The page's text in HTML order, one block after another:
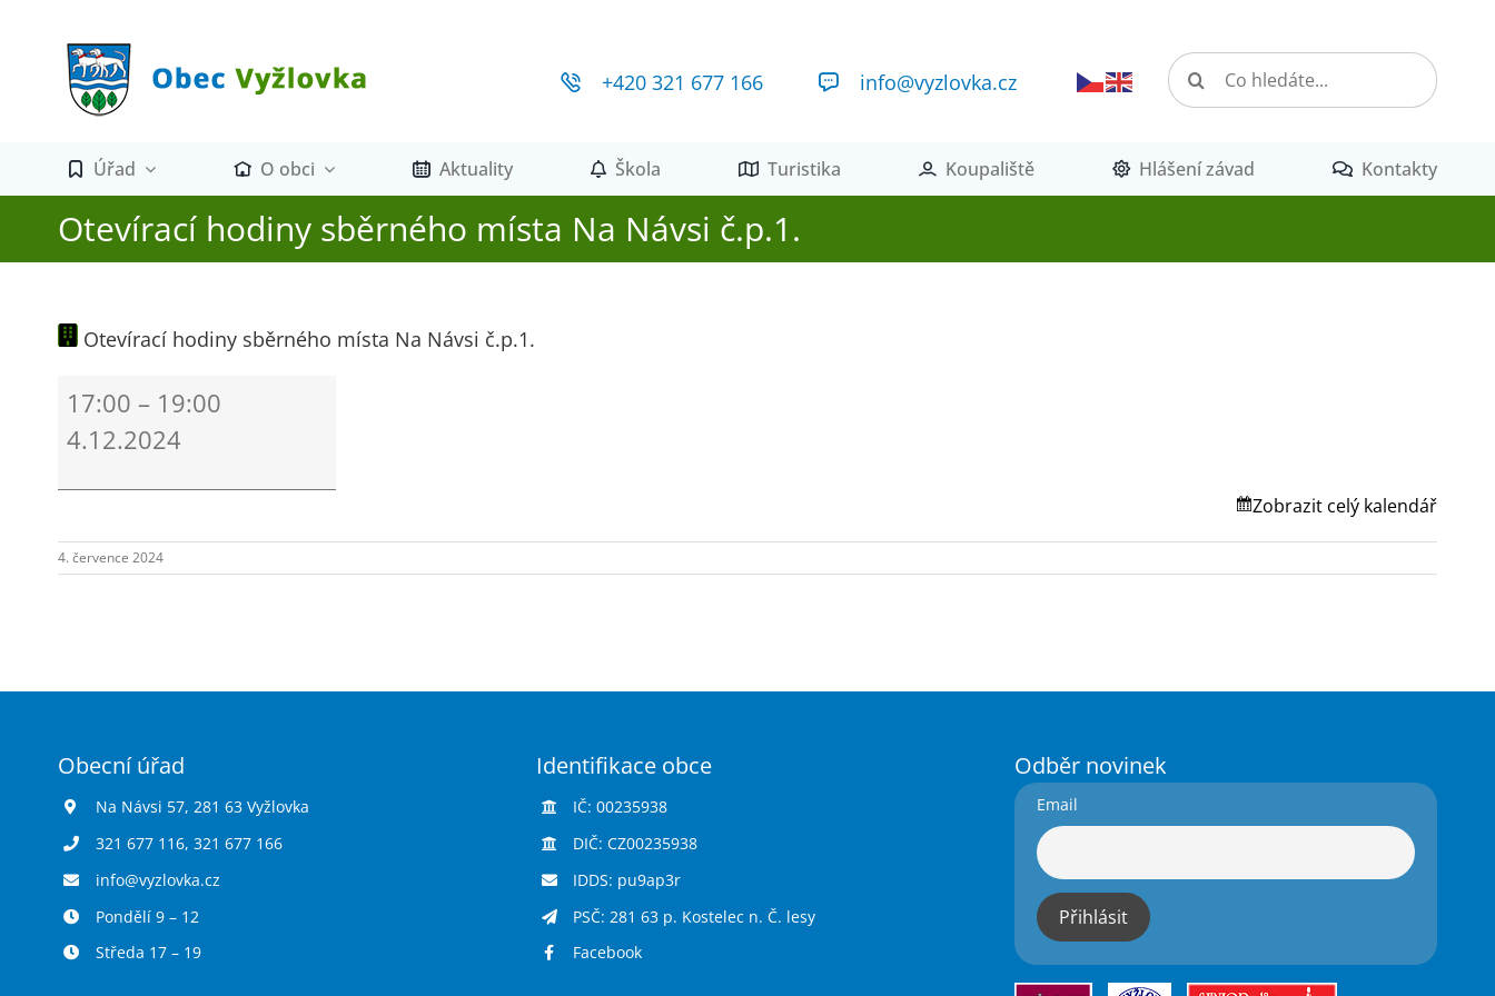
+420 321 677 166 info@vyzlovka.cz
Hledat:
Úřad O obci Aktuality Škola Turistika Koupaliště Hlášení závad Kontakty
Otevírací hodiny sběrného místa Na Návsi č.p.1.
Otevírací hodiny sběrného místa Na Návsi č.p.1.
hodiny
sběrného
Na
č.p.1.
17:00 – 19:00
4.12.2024
Zobrazit celý kalendář
4. července 2024
Obecní úřad
Na Návsi 57, 281 63 Vyžlovka
321 677 116, 321 677 166
info@vyzlovka.cz
Pondělí 9 – 12
Středa 17 – 19
Identifikace obce
IČ: 00235938
DIČ: CZ00235938
IDDS: pu9ap3r
PSČ: 281 63 p. Kostelec n. Č. lesy
Facebook
Odběr novinek
Email